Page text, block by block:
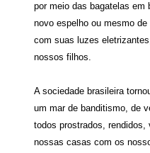
por meio das bagatelas em
novo espelho ou mesmo
com suas luzes
nossos filhos.
A sociedade brasileira
um mar de banditismo, de
todos prostrados, rendidos,
nossas casas com os